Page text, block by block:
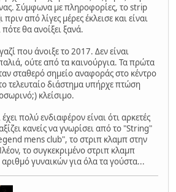
Σύμφωνα με πληροφορίες, το strip
από λίγες μέρες έκλεισε και είναι
θα ανοίξει ξανά.
που άνοιξε το 2017. Δεν είναι
ούτε από τα καινούργια. Τα πρώτα
σταθερό σημείο αναφοράς στο κέντρο
τελευταίο διάστημα υπήρχε πτώση
κλείσιμο.
πολύ ενδιαφέρον είναι ότι αρκετές
κανείς να γνωρίσει από το "String"
mens club", το στριπ κλαμπ στην
το συγκεκριμένο στριπ κλαμπ
γυναικών για όλα τα γούστα...